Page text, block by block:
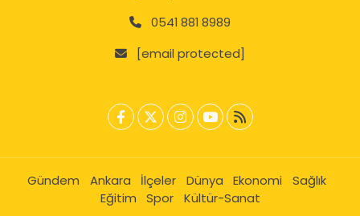
0541 881 8989
[email protected]
Gündem Ankara İlçeler Dünya Ekonomi
Sağlık
Eğitim
Spor Kültür-Sanat